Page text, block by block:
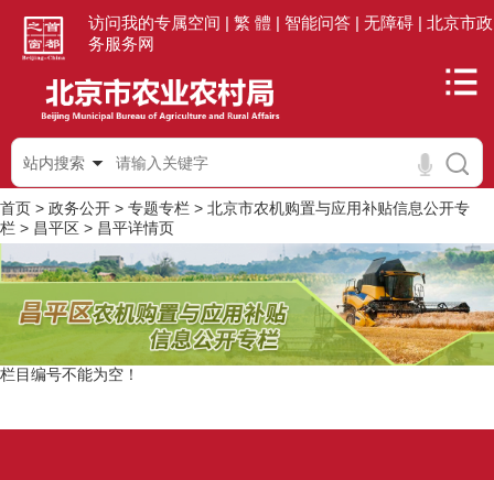
访问我的专属空间 | 繁 體 | 智能问答 | 无障碍 | 北京市政
务服务网
站内搜索
首页 > 政务公开 > 专题专栏 > 北京市农机购置与应用补贴信息公开专
栏 > 昌平区 > 昌平详情页
栏目编号不能为空！